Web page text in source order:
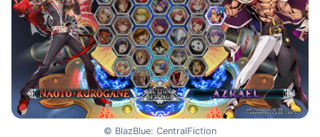
© BlazBlue: CentralFiction